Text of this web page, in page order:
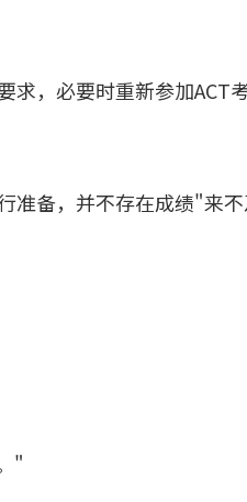
求，必要时重新参加ACT
准备，并不存在成绩"来
"